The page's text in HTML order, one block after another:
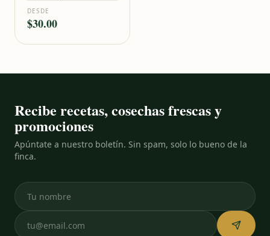
Pana de la variedad
‘Mafala’. Originaria de la
manejable y la excelente
hogares con espacio
limitado que desean
disfrutar de cosechas
frescas sin las
complicaciones de un
DESDE
$30.00
Recibe recetas, cosechas frescas y
promociones
Apúntate a nuestro boletín. Sin spam, solo lo bueno de la
finca.